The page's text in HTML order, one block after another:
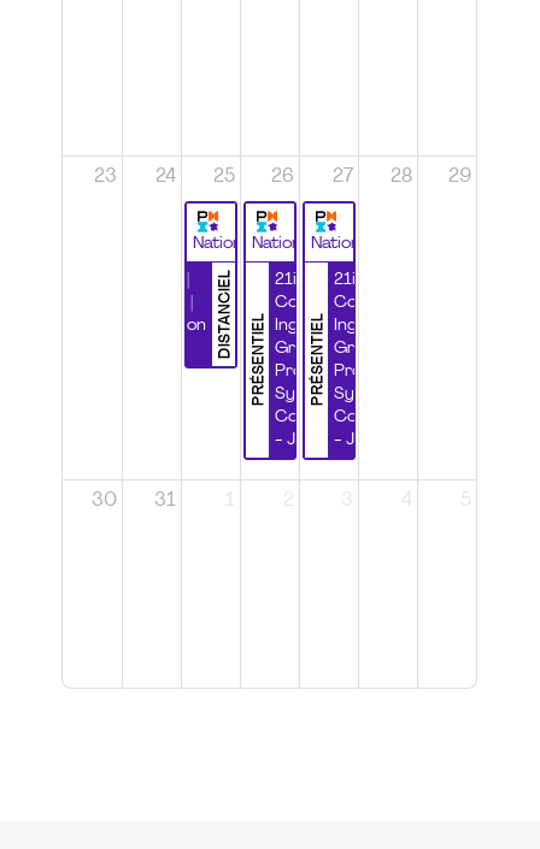
23 24 25
National
DISTANCIEL
Certification
26
National
PRÉSENTIEL
21ième
Congrès
Ingénierie
Grands
Projets et
Systèmes
Complexes
- Jour 1
27
National
PRÉSENTIEL
21ième
Congrès
Ingénierie
Grands
Projets et
Systèmes
Complexes
- Jour 2
28 29
30 31 1 2 3 4 5